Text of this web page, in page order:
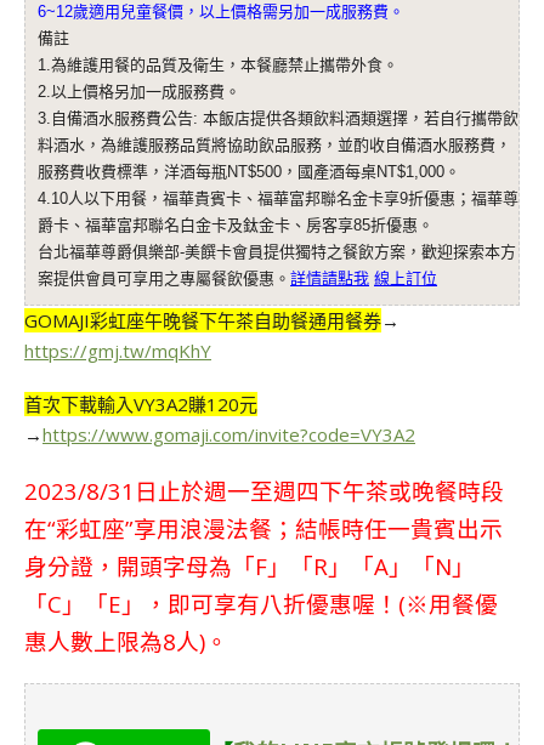
6~12歲適用兒童餐價，以上價格需另加一成服務費。
備註
1.為維護用餐的品質及衛生，本餐廳禁止攜帶外食。
2.以上價格另加一成服務費。
3.自備酒水服務費公告: 本飯店提供各類飲料酒類選擇，若自行攜帶飲
料酒水，為維護服務品質將協助飲品服務，並酌收自備酒水服務費，
服務費收費標準，洋酒每瓶NT$500，國產酒每桌NT$1,000。
4.10人以下用餐，福華貴賓卡、福華富邦聯名金卡享9折優惠；福華尊
爵卡、福華富邦聯名白金卡及鈦金卡、房客享85折優惠。
台北福華尊爵俱樂部-美饌卡會員提供獨特之餐飲方案，歡迎探索本方
案提供會員可享用之專屬餐飲優惠。 詳情請點我 線上訂位
GOMAJI彩虹座午晚餐下午茶自助餐通用餐券→
https://gmj.tw/mqKhY
首次下載輸入VY3A2賺120元
→https://www.gomaji.com/invite?code=VY3A2
2023/8/31日止於週一至週四下午茶或晚餐時段
在“彩虹座”享用浪漫法餐；結帳時任一貴賓出示
身分證，開頭字母為「F」「R」「A」「N」
「C」「E」，即可享有八折優惠喔！(※用餐優
惠人數上限為8人)。